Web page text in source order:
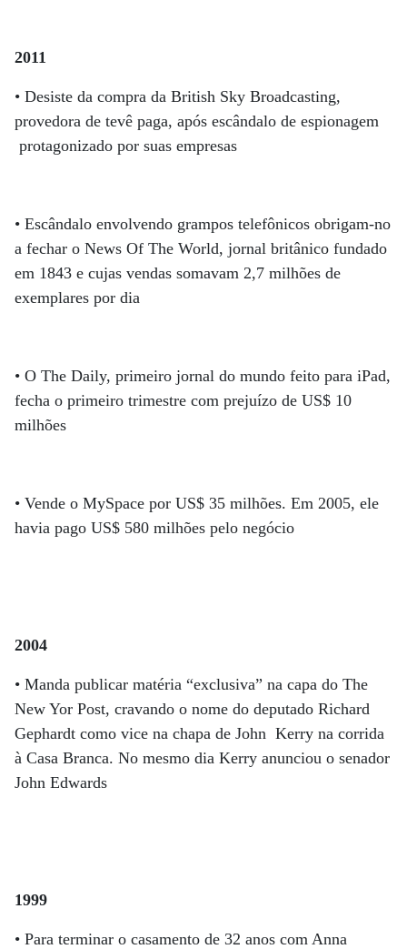
2011
• Desiste da compra da British Sky Broadcasting,
provedora de tevê paga, após escândalo de espionagem
protagonizado por suas empresas
• Escândalo envolvendo grampos telefônicos obrigam-no
a fechar o News Of The World, jornal britânico fundado
em 1843 e cujas vendas somavam 2,7 milhões de
exemplares por dia
• O The Daily, primeiro jornal do mundo feito para iPad,
fecha o primeiro trimestre com prejuízo de US$ 10
milhões
• Vende o MySpace por US$ 35 milhões. Em 2005, ele
havia pago US$ 580 milhões pelo negócio
2004
• Manda publicar matéria “exclusiva” na capa do The
New Yor Post, cravando o nome do deputado Richard
Gephardt como vice na chapa de John Kerry na corrida
à Casa Branca. No mesmo dia Kerry anunciou o senador
John Edwards
1999
• Para terminar o casamento de 32 anos com Anna